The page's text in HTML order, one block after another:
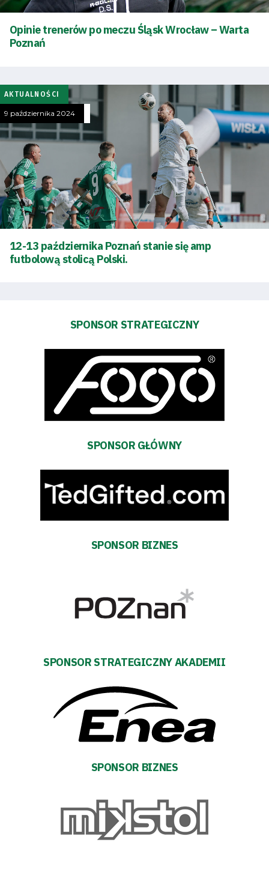
Kontakt
zespół
Amp
Futbol
Akademia
Aktualności
Warta
Sponsorzy
Trybuny
prywatności
Regulaminy
#WARTOpobrać
pośredników
transakcyjnych
Opinie trenerów po meczu Śląsk Wrocław – Warta
Poznań
AKTUALNOŚCI
9 października 2024
12-13 października Poznań stanie się amp
futbolową stolicą Polski.
SPONSOR STRATEGICZNY
SPONSOR GŁÓWNY
SPONSOR BIZNES
SPONSOR STRATEGICZNY AKADEMII
SPONSOR BIZNES